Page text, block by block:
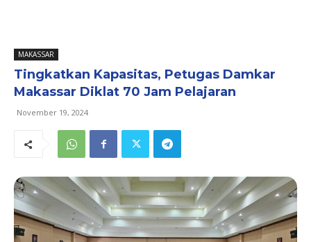
MAKASSAR
Tingkatkan Kapasitas, Petugas Damkar
Makassar Diklat 70 Jam Pelajaran
November 19, 2024